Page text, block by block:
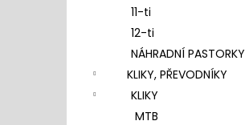
11-ti
12-ti
NÁHRADNÍ PASTORKY
KLIKY, PŘEVODNÍKY
KLIKY
MTB